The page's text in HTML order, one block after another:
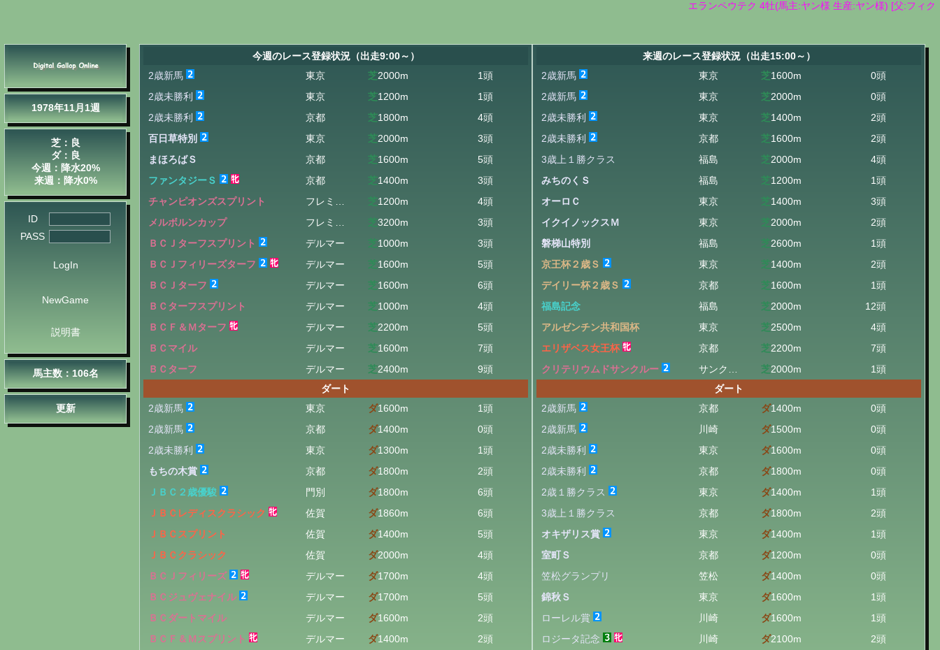
エランペウテク 4牡(馬主:ヤン様 生産:ヤン様) [父:フィクテ
1978年11月1週
芝：良
ダ：良
今週：降水20%
来週：降水0%
ID
PASS
LogIn
NewGame
説明書
馬主数：106名
更新
今週のレース登録状況（出走9:00～）
2歳新馬
東京 芝2000m
1頭
2歳未勝利
東京 芝1200m
1頭
2歳未勝利
京都 芝1800m
4頭
百日草特別
東京 芝2000m
3頭
まほろばＳ
京都 芝1600m
5頭
ファンタジーＳ
京都 芝1400m
3頭
チャンピオンズスプリント
芝1200m
4頭
メルボルンカップ
芝3200m
3頭
ＢＣＪターフスプリント
デルマー 芝1000m
3頭
ＢＣＪフィリーズターフ
デルマー 芝1600m
5頭
ＢＣＪターフ
デルマー 芝1600m
6頭
ＢＣターフスプリント
デルマー 芝1000m
4頭
ＢＣＦ＆Ｍターフ
デルマー 芝2200m
5頭
ＢＣマイル
デルマー 芝1600m
7頭
ＢＣターフ
デルマー 芝2400m
9頭
ダート
2歳新馬
東京 ダ1600m
1頭
2歳新馬
京都 ダ1400m
0頭
2歳未勝利
東京 ダ1300m
1頭
もちの木賞
京都 ダ1800m
2頭
ＪＢＣ２歳優駿
門別 ダ1800m
6頭
ＪＢＣレディスクラシック
佐賀 ダ1860m
6頭
ＪＢＣスプリント
佐賀 ダ1400m
5頭
ＪＢＣクラシック
佐賀 ダ2000m
4頭
ＢＣＪフィリーズ
デルマー ダ1700m
4頭
ＢＣジュヴェナイル
デルマー ダ1700m
5頭
ＢＣダートマイル
デルマー ダ1600m
2頭
ＢＣＦ＆Ｍスプリント
デルマー ダ1400m
2頭
来週のレース登録状況（出走15:00～）
2歳新馬
東京 芝1600m
0頭
2歳新馬
東京 芝2000m
0頭
2歳未勝利
東京 芝1400m
2頭
2歳未勝利
京都 芝1600m
2頭
3歳上１勝クラス
福島 芝2000m
4頭
みちのくＳ
福島 芝1200m
1頭
オーロＣ
東京 芝1400m
3頭
イクイノックスＭ
東京 芝2000m
2頭
磐梯山特別
福島 芝2600m
1頭
京王杯２歳Ｓ
東京 芝1400m
2頭
デイリー杯２歳Ｓ
京都 芝1600m
1頭
福島記念
福島 芝2000m
12頭
アルゼンチン共和国杯
東京 芝2500m
4頭
エリザベス女王杯
京都 芝2200m
7頭
クリテリウムドサンクルー
芝2000m
1頭
ダート
2歳新馬
京都 ダ1400m
0頭
2歳新馬
川崎 ダ1500m
0頭
2歳未勝利
東京 ダ1600m
0頭
2歳未勝利
京都 ダ1800m
0頭
2歳１勝クラス
東京 ダ1400m
1頭
3歳上１勝クラス
京都 ダ1800m
2頭
オキザリス賞
東京 ダ1400m
1頭
室町Ｓ
京都 ダ1200m
0頭
笠松グランプリ
笠松 ダ1400m
0頭
錦秋Ｓ
東京 ダ1600m
1頭
ローレル賞
川崎 ダ1600m
1頭
ロジータ記念
川崎 ダ2100m
2頭